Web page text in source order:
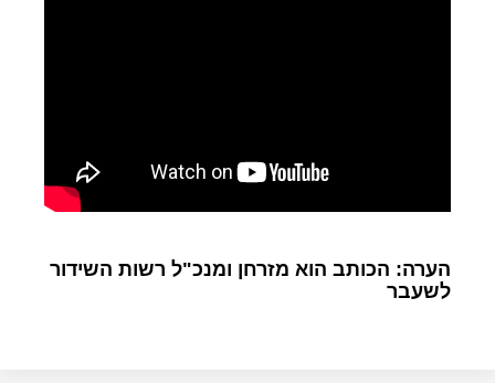
הערה: הכותב הוא מזרחן ומנכ"ל רשות השידור
לשעבר